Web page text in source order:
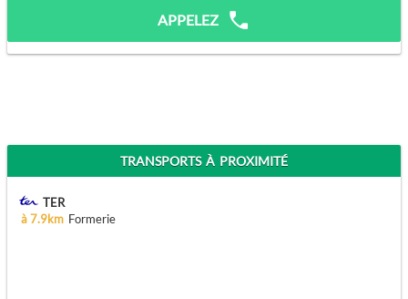
APPELEZ
TRANSPORTS À PROXIMITÉ
TER
à 7.9km Formerie